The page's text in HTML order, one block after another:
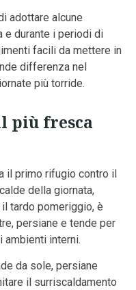
adottare alcune
e durante i periodi di
facili da mettere in
differenza nel
più torride.
più fresca
il primo rifugio contro il
della giornata,
tardo pomeriggio, è
persiane e tende per
ambienti interni.
da sole, persiane
il surriscaldamento